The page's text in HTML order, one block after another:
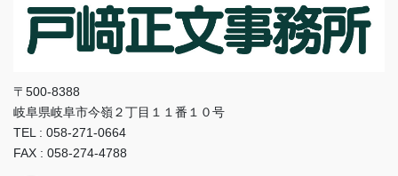
〒500-8388
岐阜県岐阜市今嶺２丁目１１番１０号
TEL : 058-271-0664
FAX : 058-274-4788